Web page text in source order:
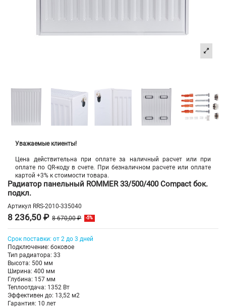
Уважаемые клиенты!
Цена действительна при оплате за наличный расчет или при
оплате по QR-коду в счете. При безналичном расчете или оплате
картой +3% к стоимости товара.
Радиатор панельный ROMMER 33/500/400 Compact бок.
подкл.
Артикул RRS-2010-335040
8 236,50 ₽ 8 670,00 ₽ -5%
Срок поставки: от 2 до 3 дней
Подключение: боковое
Тип радиатора: 33
Высота: 500 мм
Ширина: 400 мм
Глубина: 157 мм
Теплоотдача: 1352 Вт
Эффективен до: 13,52 м2
Гарантия: 10 лет